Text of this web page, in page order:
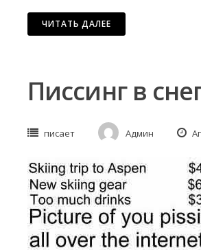
ЧИТАТЬ ДАЛЕЕ
Писсинг в
писает Админ